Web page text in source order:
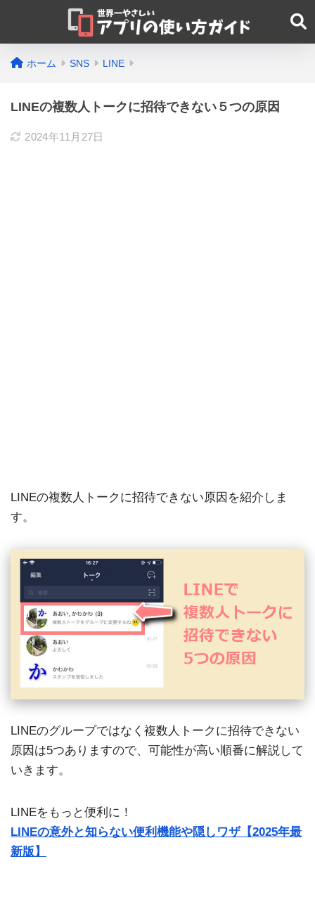
ホーム SNS LINE
LINEの複数人トークに招待できない５つの原因
2024年11月27日
LINEの複数人トークに招待できない原因を紹介しま
す。
LINEのグループではなく複数人トークに招待できない
原因は5つありますので、可能性が高い順番に解説して
いきます。
LINEをもっと便利に！
LINEの意外と知らない便利機能や隠しワザ【2025年最
新版】